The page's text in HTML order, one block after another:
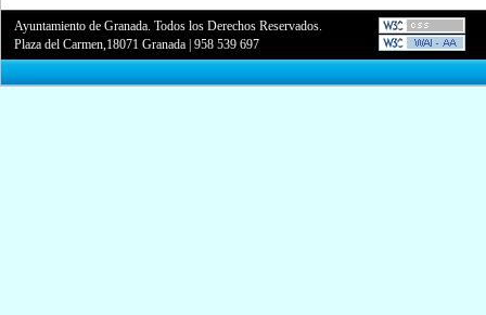
Ayuntamiento de Granada. Todos los Derechos Reservados.
Plaza del Carmen,18071 Granada |958 539 697